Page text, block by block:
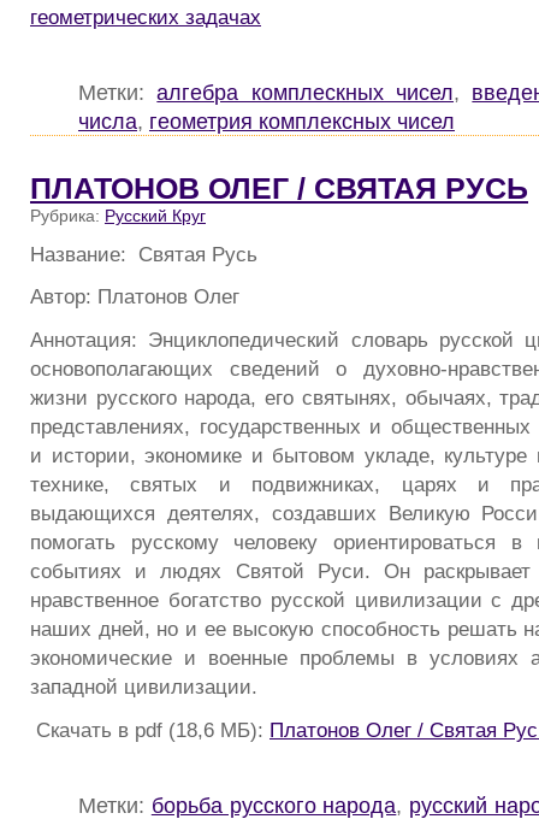
геометрических задачах
Метки:алгебра комплескных чисел,
числа, геометрия комплексных чисел
ПЛАТОНОВ ОЛЕГ / СВЯТАЯ РУСЬ
Рубрика: Русский Круг
Название: Святая Русь
Автор: Платонов Олег
Аннотация: Энциклопедический словарь
основополагающих сведений о духовно-
жизни русского народа, его святынях, обычаях,
представлениях, государственных и
и истории, экономике и бытовом укладе, культуре
технике, святых и подвижниках, царях и
выдающихся деятелях, создавших Великую
помогать русскому человеку ориентироваться в
событиях и людях Святой Руси. Он раскрывает
нравственное богатство русской цивилизации с
наших дней, но и ее высокую способность решать
экономические и военные проблемы в условиях
западной цивилизации.
Скачать в pdf (18,6 МБ): Платонов Олег / Святая
Метки: борьба русского народа, русский